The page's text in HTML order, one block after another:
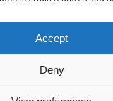
Accept
Deny
&